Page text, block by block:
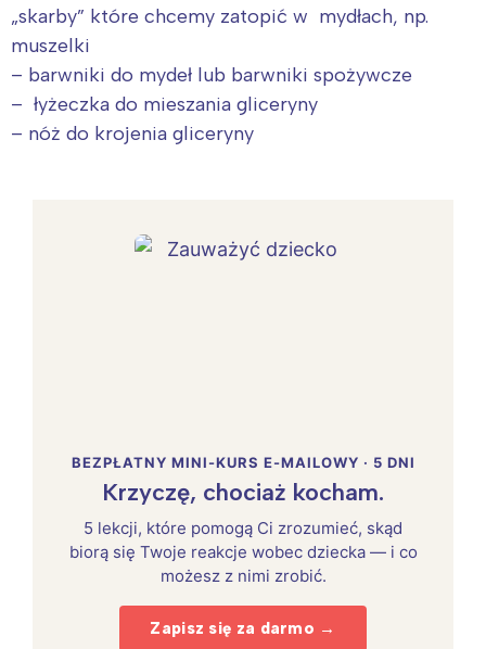
„skarby” które chcemy zatopić w mydłach, np.
muszelki
– barwniki do mydeł lub barwniki spożywcze
– łyżeczka do mieszania gliceryny
– nóż do krojenia gliceryny
BEZPŁATNY MINI-KURS E-MAILOWY · 5 DNI
Krzyczę, chociaż kocham.
5 lekcji, które pomogą Ci zrozumieć, skąd
biorą się Twoje reakcje wobec dziecka — i co
możesz z nimi zrobić.
Zapisz się za darmo →